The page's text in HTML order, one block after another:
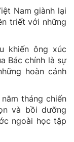
Nam giành lại
triết với những
khiến ông xúc
Bác chính là sự
hoàn cảnh
tháng chiến
và bồi dưỡng
ngoài học tập